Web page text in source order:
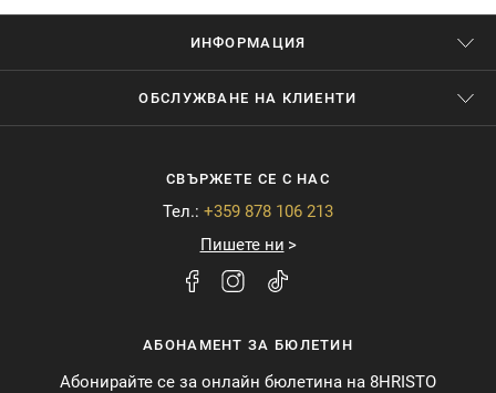
ИНФОРМАЦИЯ
ОБСЛУЖВАНЕ НА КЛИЕНТИ
СВЪРЖЕТЕ СЕ С НАС
Тел.: +359 878 106 213
Пишете ни
АБОНАМЕНТ ЗА БЮЛЕТИН
Абонирайте се за онлайн бюлетина на 8HRISTO